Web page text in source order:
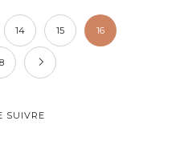
14 15 16
SUIVRE